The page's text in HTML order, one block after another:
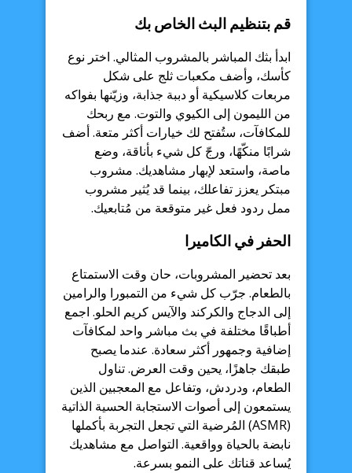
قم بتنظيم البث الخاص بك
ابدأ بثك المباشر بالمشروب المثالي. اختر نوع
كأسك، وأضف مكعبات ثلج على شكل
مربعات كلاسيكية أو دببة جذابة، وزيّنها بفواكه
من الليمون إلى الكيوي والتوت. مع ربحك
للمكافآت، ستُفتح لك خيارات أكثر متعة. أضف
شرابًا منكّهًا، ورجّ كل شيء بأناقة، وضع
ماصة، واستعد لإبهار مشاهديك. مشروب
مبتكر يعزز تفاعلك، بينما قد يُثير مشروب
ممل ردود فعل غير متوقعة من مُتابعيك.
الحفر في الكاميرا
بعد تحضير المشروبات، حان وقت الاستمتاع
بالطعام. جرّب كل شيء من التمبورا والرامين
إلى الدجاج والكركند والآيس كريم الحلو. اجمع
أطباقًا مختلفة في بث مباشر واحد لمكافآت
إضافية وجمهور أكثر سعادة. عندما يصبح
طبقك جاهزًا، يحين وقت العرض. تناول
الطعام، ودردش، وتفاعل مع المعجبين الذين
يستمعون إلى أصوات الاستجابة الحسية الذاتية
(ASMR) المُرضية التي تجعل التجربة بأكملها
نابضة بالحياة وواقعية. التواصل مع مشاهديك
يُساعد قناتك على النمو بسرعة.